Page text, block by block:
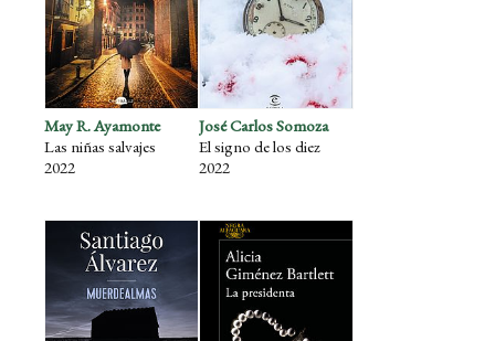
May R. Ayamonte
Las niñas salvajes
2022
José Carlos Somoza
El signo de los diez
2022